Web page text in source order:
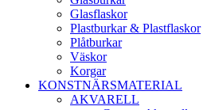
Glasflaskor
Plastburkar & Plastflaskor
Plåtburkar
Väskor
Korgar
KONSTNÄRSMATERIAL
AKVARELL